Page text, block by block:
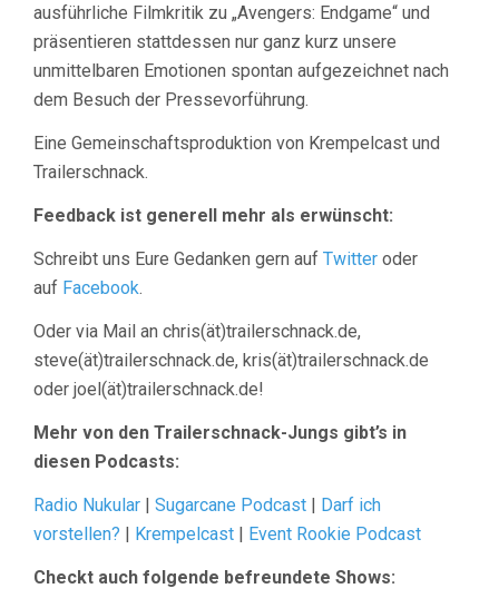
ausführliche Filmkritik zu „Avengers: Endgame“ und
präsentieren stattdessen nur ganz kurz unsere
unmittelbaren Emotionen spontan aufgezeichnet nach
dem Besuch der Pressevorführung.
Eine Gemeinschaftsproduktion von Krempelcast und
Trailerschnack.
Feedback ist generell mehr als erwünscht:
Schreibt uns Eure Gedanken gern auf Twitter oder
auf Facebook.
Oder via Mail an chris(ät)trailerschnack.de,
steve(ät)trailerschnack.de, kris(ät)trailerschnack.de
oder joel(ät)trailerschnack.de!
Mehr von den Trailerschnack-Jungs gibt’s in
diesen Podcasts:
Radio Nukular | Sugarcane Podcast | Darf ich
vorstellen? | Krempelcast | Event Rookie Podcast
Checkt auch folgende befreundete Shows: